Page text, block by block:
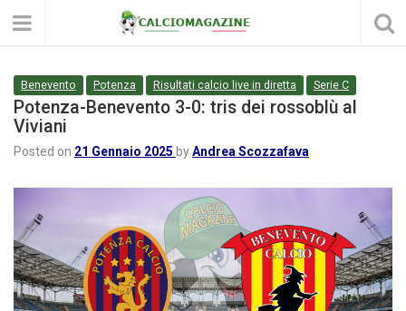
Benevento Potenza Risultati calcio live in diretta Serie C
Potenza-Benevento 3-0: tris dei rossoblù al
Viviani
Posted on 21 Gennaio 2025 byAndrea Scozzafava